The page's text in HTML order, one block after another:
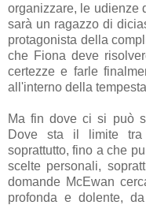
organizzare, le udienze
sarà un ragazzo di
protagonista della
che Fiona deve
certezze e farle
all'interno della
Ma fin dove ci si può
Dove sta il limite tra
soprattutto, fino a che
scelte personali,
domande McEwan
profonda e dolente,